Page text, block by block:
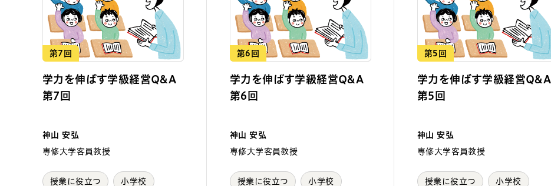
第7回
学力を伸ばす学級経営Q&A
第7回
神山 安弘
専修大学客員教授
授業に役立つ 小学校
第6回
学力を伸ばす学級経営Q&A
第6回
神山 安弘
専修大学客員教授
授業に役立つ 小学校
第5回
学力を伸ばす学級経営Q&A
第5回
神山 安弘
専修大学客員教授
授業に役立つ 小学校